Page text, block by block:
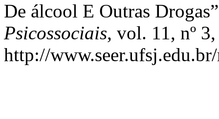
De álcool E Outras
Psicossociais, vol. 11, nº
http://